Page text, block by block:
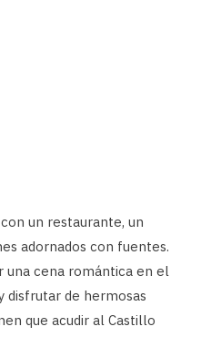
un restaurante, un
adornados con fuentes.
una cena romántica en el
disfrutar de hermosas
que acudir al Castillo